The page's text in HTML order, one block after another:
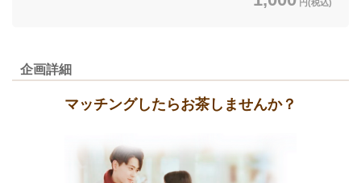
円(税込)
企画詳細
マッチングしたらお茶しませんか？